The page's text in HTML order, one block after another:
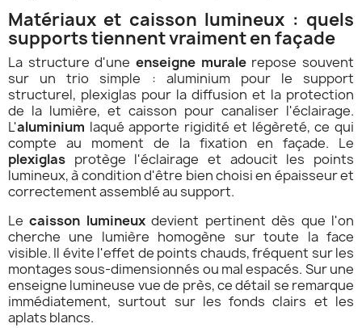
Matériaux et caisson lumineux : quels
supports tiennent vraiment en façade
La structure d'une enseigne muralerepose souvent
sur un trio simple : aluminium pour le support
structurel, plexiglas pour la diffusion et la protection
de la lumière, et caisson pour canaliser l'éclairage.
L'aluminium laqué apporte rigidité et légèreté, ce qui
compte au moment de la fixation en façade. Le
plexiglas protège l'éclairage et adoucit les points
lumineux, à condition d'être bien choisi en épaisseur et
correctement assemblé au support.
Lecaisson lumineuxdevient pertinent dès que l'on
cherche une lumière homogène sur toute la face
visible. Il évite l'effet de points chauds, fréquent sur les
montages sous-dimensionnés ou mal espacés. Sur une
enseigne lumineuse vue de près, ce détail se remarque
immédiatement, surtout sur les fonds clairs et les
aplats blancs.